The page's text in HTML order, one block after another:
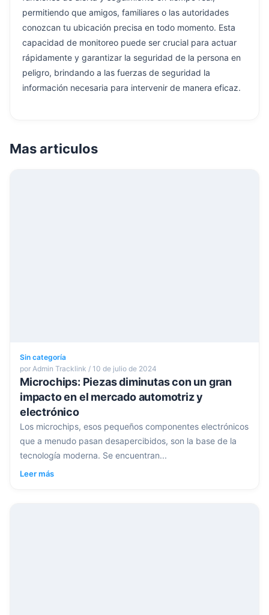
permitiendo que amigos, familiares o las autoridades
conozcan tu ubicación precisa en todo momento. Esta
capacidad de monitoreo puede ser crucial para actuar
rápidamente y garantizar la seguridad de la persona en
peligro, brindando a las fuerzas de seguridad la
información necesaria para intervenir de manera eficaz.
Mas articulos
Sin categoría
por Admin Tracklink / 10 de julio de 2024
Microchips: Piezas diminutas con un gran
impacto en el mercado automotriz y
electrónico
Los microchips, esos pequeños componentes electrónicos
que a menudo pasan desapercibidos, son la base de la
tecnología moderna. Se encuentran...
Leer más